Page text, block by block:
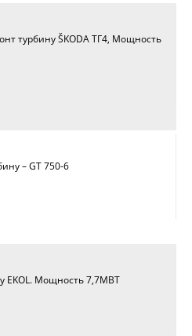
турбинy ŠKODA ТГ4, Mощность
– GT 750-6
EKOL. Mощность 7,7МВТ